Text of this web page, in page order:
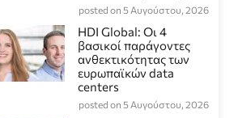
posted on 5 Αυγούστου, 2026
HDI Global: Οι 4
βασικοί παράγοντες
ανθεκτικότητας των
ευρωπαϊκών data
centers
posted on 5 Αυγούστου, 2026